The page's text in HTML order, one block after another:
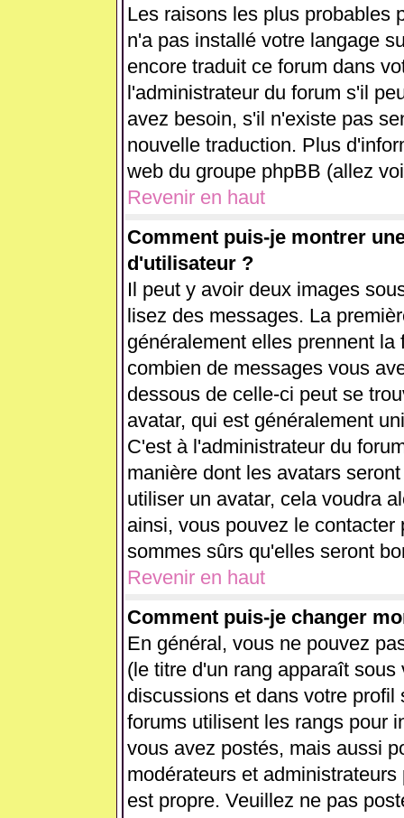
Les raisons les plus probables
n'a pas installé votre langage
encore traduit ce forum dans
l'administrateur du forum s'il
avez besoin, s'il n'existe pas
nouvelle traduction. Plus
web du groupe phpBB (allez
Revenir en haut
Comment puis-je montrer
d'utilisateur ?
Il peut y avoir deux images
lisez des messages. La
généralement elles prennent
combien de messages vous
dessous de celle-ci peut se
avatar, qui est généralement
C'est à l'administrateur du
manière dont les avatars
utiliser un avatar, cela voudra
ainsi, vous pouvez le
sommes sûrs qu'elles seront
Revenir en haut
Comment puis-je changer
En général, vous ne pouvez
(le titre d'un rang apparaît
discussions et dans votre
forums utilisent les rangs pour
vous avez postés, mais aussi
modérateurs et
est propre. Veuillez ne pas